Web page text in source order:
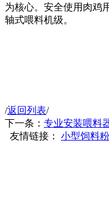
为核心。安全使用肉鸡
轴式喂料机级。
/返回列表/
下一条： 专业安装喂料
友情链接： 小型饲料